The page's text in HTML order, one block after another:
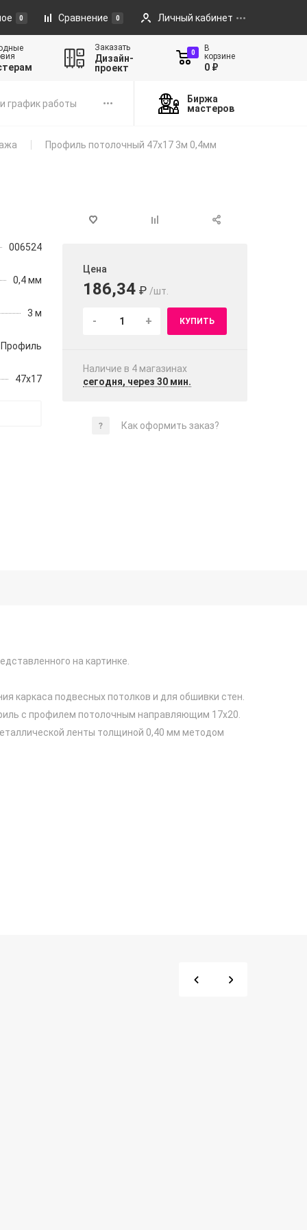
0 Сравнение 0 Личный кабинет
Заказать
Дизайн-
проект
0
В
корзине
0 ₽
график работы
Биржа
мастеров
Профиль потолочный 47x17 3м 0,4мм
006524
0,4 мм
3 м
Профиль
47х17
Цена
186,34 ₽ /шт.
- + КУПИТЬ
Наличие в 4 магазинах
сегодня, через 30 мин.
Как оформить заказ?
на картинке.
каркаса подвесных потолков и для обшивки стен.
с профилем потолочным направляющим 17х20.
ленты толщиной 0,40 мм методом